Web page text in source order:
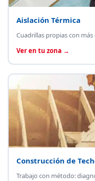
Aislación Térmica
Cuadrillas propias con
Ver en tu zona →
Construcción de
Trabajo con método: